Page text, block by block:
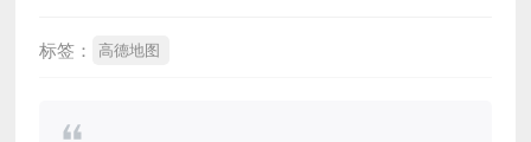
标签： 高德地图